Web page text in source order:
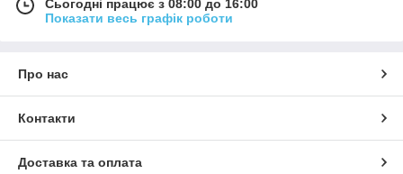
Сьогодні працює з 08:00 до 16:00
Показати весь графік роботи
Про нас
Контакти
Доставка та оплата